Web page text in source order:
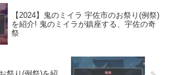
【2024】鬼のミイラ 宇佐市のお祭り(例祭)
を紹介! 鬼のミイラが鎮座する、宇佐の奇
祭